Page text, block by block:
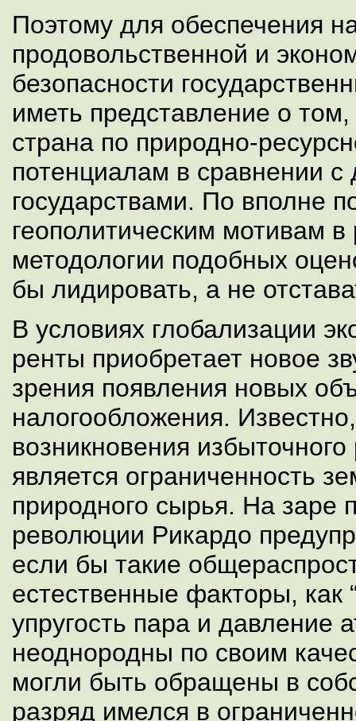
Поэтому для обеспечения
продовольственной и
безопасности
иметь представление о том,
страна по природно-
потенциалам в сравнении с
государствами. По вполне
геополитическим мотивам в
методологии подобных
бы лидировать, а не
В условиях глобализации
ренты приобретает новое
зрения появления новых
налогообложения.
возникновения
является ограниченность
природного сырья. На
революции Рикардо
если бы такие
естественные факторы, как
упругость пара и
неоднородны по своим
могли быть обращены в
разряд имелся в